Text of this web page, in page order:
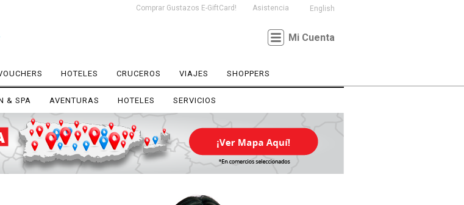
English
Asistencia
Comprar Gustazos E-GiftCard!
Mi Cuenta
HOTELES CRUCEROS VIAJES SHOPPERS
& SPA AVENTURAS HOTELES SERVICIOS